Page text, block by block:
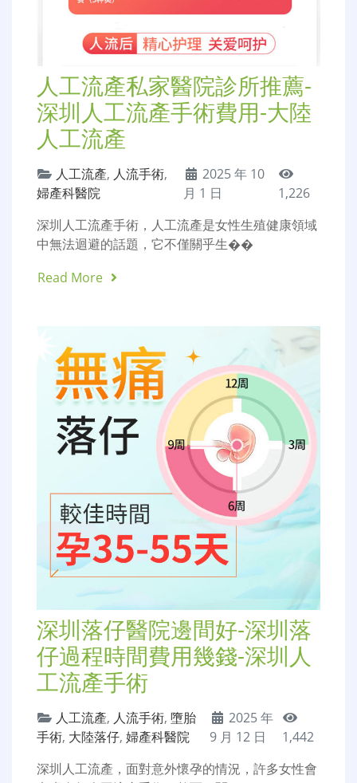
人工流產私家醫院診所推薦-
深圳人工流產手術費用-大陸
人工流產
人工流產, 人流手術,
婦產科醫院
2025 年 10
月 1 日
1,226
深圳人工流產手術，人工流產是女性生殖健康領域
中無法迴避的話題，它不僅關乎生��
Read More
深圳落仔醫院邊間好-深圳落
仔過程時間費用幾錢-深圳人
工流產手術
人工流產, 人流手術, 墮胎
手術, 大陸落仔, 婦產科醫院
2025 年
9 月 12 日
1,442
深圳人工流產，面對意外懷孕的情況，許多女性會